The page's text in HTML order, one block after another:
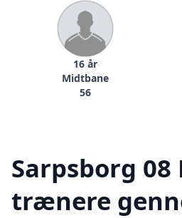
16 år
Midtbane
56
Sarpsborg 08
trænere